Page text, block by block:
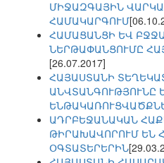
ՄԻՋԱԶԳԱՅԻՆ
ՀԱՄԱԿԱՐԳՈՒՄ
ՀԱՄԱՑԱՆՑԻ ԵՎ
ՆԵՐԹԱՓԱՆՑՈՒՄԸ
[26.07.2017]
ՀԱՅԱՍՏԱՆԻ
ԱՆՎՏԱՆԳՈՒԹՅՈՒՆԸ
ԱԴՐԲԵՋԱՆԱԿԱՆ
ԹԻՐԱԽԱՎՈՐՈՒՄ ԵՆ
ՕԳՏԱՏԵՐԵՐԻՆ